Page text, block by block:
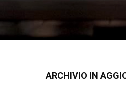
ARCHIVIO IN